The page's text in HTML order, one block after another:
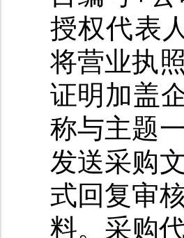
授权代表
将营业执
证明加盖
称与主题
发送采购
式回复审
料。采购